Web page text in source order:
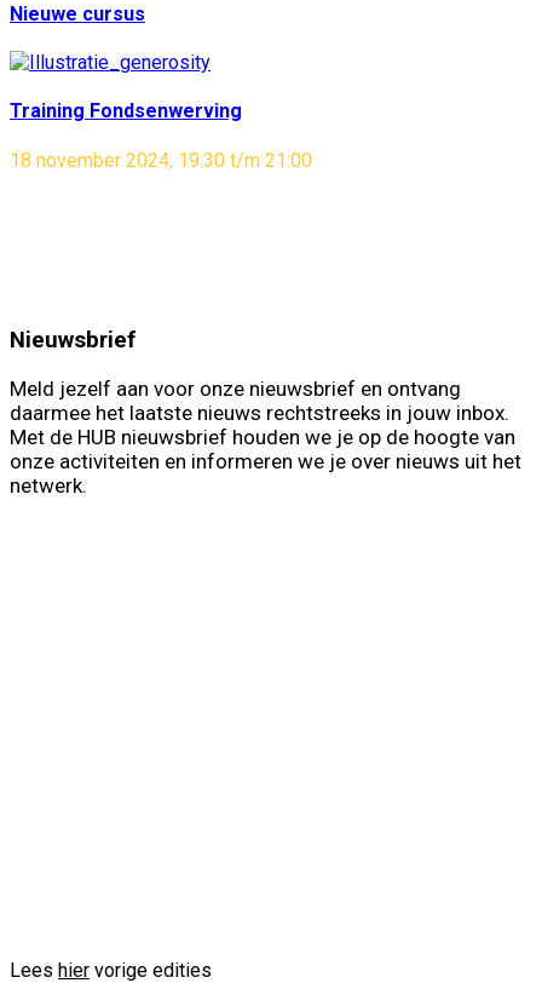
Nieuwe cursus
Training Fondsenwerving
18 november 2024, 19:30 t/m 21:00
Nieuwsbrief
Meld jezelf aan voor onze nieuwsbrief en ontvang
daarmee het laatste nieuws rechtstreeks in jouw inbox.
Met de HUB nieuwsbrief houden we je op de hoogte van
onze activiteiten en informeren we je over nieuws uit het
netwerk.
Lees hier vorige edities